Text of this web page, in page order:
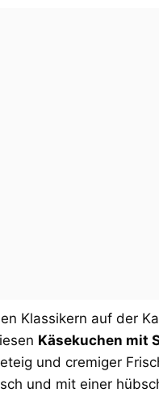
Klassikern auf der
Käsekuchen mit
und cremiger
und mit einer